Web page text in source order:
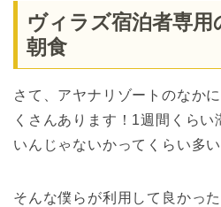
ヴィラズ宿泊者専
朝食
さて、アヤナリゾートのなか
くさんあります！1週間くら
いんじゃないかってくらい多い
そんな僕らが利用して良かっ